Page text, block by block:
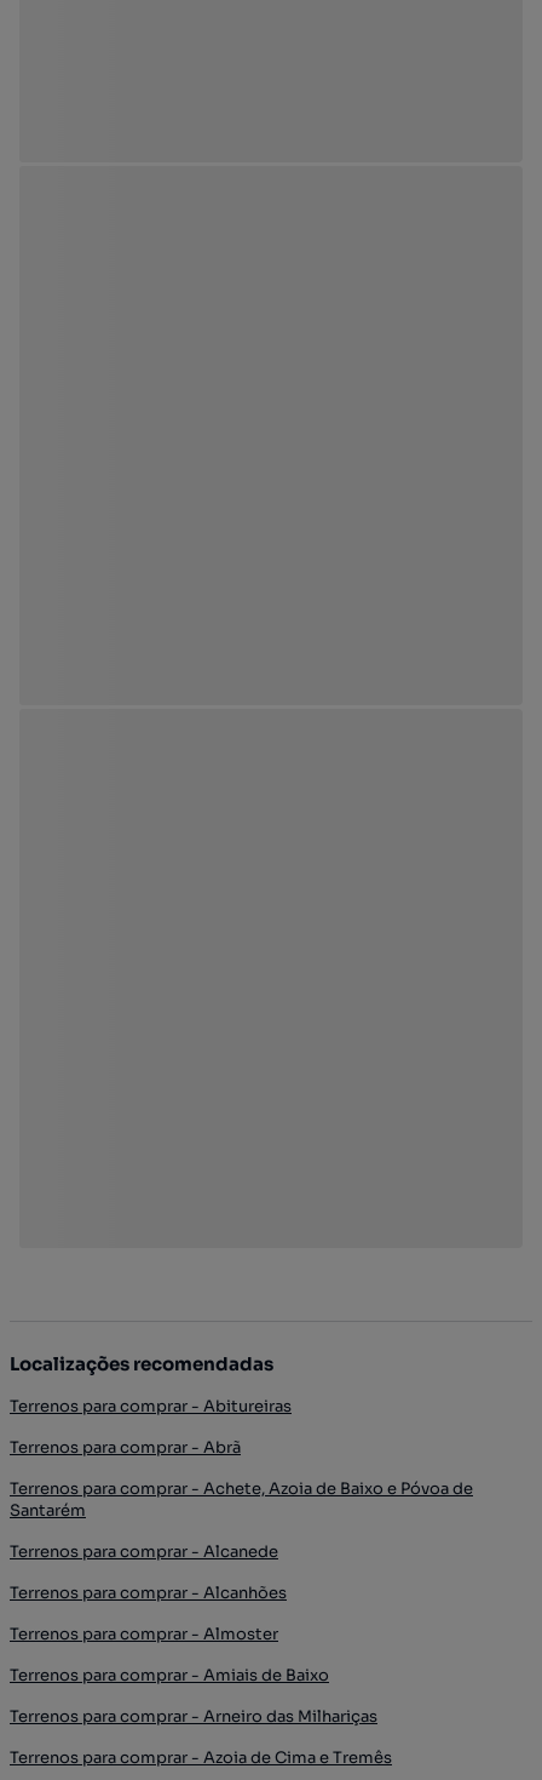
Localizações recomendadas
Terrenos para comprar - Abitureiras
Terrenos para comprar - Abrã
Terrenos para comprar - Achete, Azoia de Baixo e Póvoa de
Santarém
Terrenos para comprar - Alcanede
Terrenos para comprar - Alcanhões
Terrenos para comprar - Almoster
Terrenos para comprar - Amiais de Baixo
Terrenos para comprar - Arneiro das Milhariças
Terrenos para comprar - Azoia de Cima e Tremês